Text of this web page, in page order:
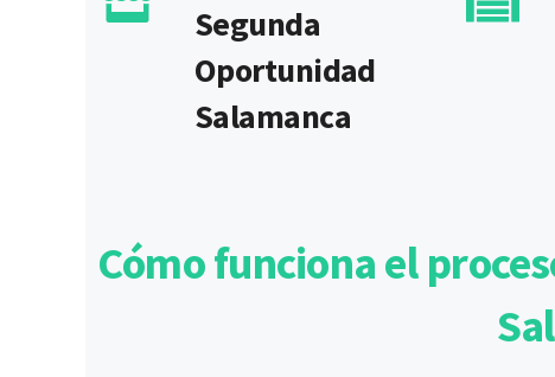
Segunda
Oportunidad
Salamanca
Cómo funciona el